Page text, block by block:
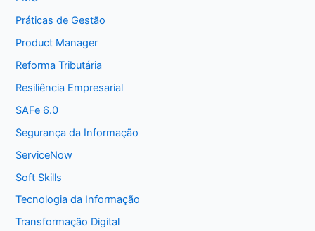
Práticas de Gestão
Product Manager
Reforma Tributária
Resiliência Empresarial
SAFe 6.0
Segurança da Informação
ServiceNow
Soft Skills
Tecnologia da Informação
Transformação Digital